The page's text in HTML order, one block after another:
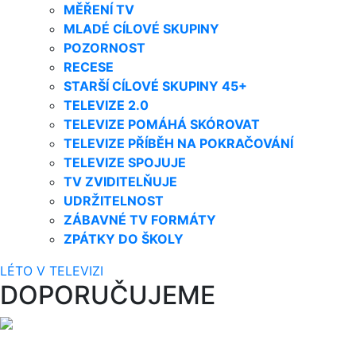
MĚŘENÍ TV
MLADÉ CÍLOVÉ SKUPINY
POZORNOST
RECESE
STARŠÍ CÍLOVÉ SKUPINY 45+
TELEVIZE 2.0
TELEVIZE POMÁHÁ SKÓROVAT
TELEVIZE PŘÍBĚH NA POKRAČOVÁNÍ
TELEVIZE SPOJUJE
TV ZVIDITELŇUJE
UDRŽITELNOST
ZÁBAVNÉ TV FORMÁTY
ZPÁTKY DO ŠKOLY
LÉTO V TELEVIZI
DOPORUČUJEME